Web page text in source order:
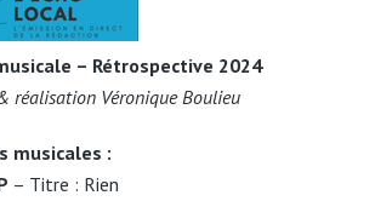
– Rétrospective 2024
réalisation Véronique Boulieu
musicales :
– Titre : Rien